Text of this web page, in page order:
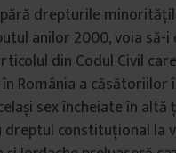
drepturile
anilor 2000, voia să-i
din Codul Civil
România a căsătoriilor
sex încheiate în altă
constituțional la